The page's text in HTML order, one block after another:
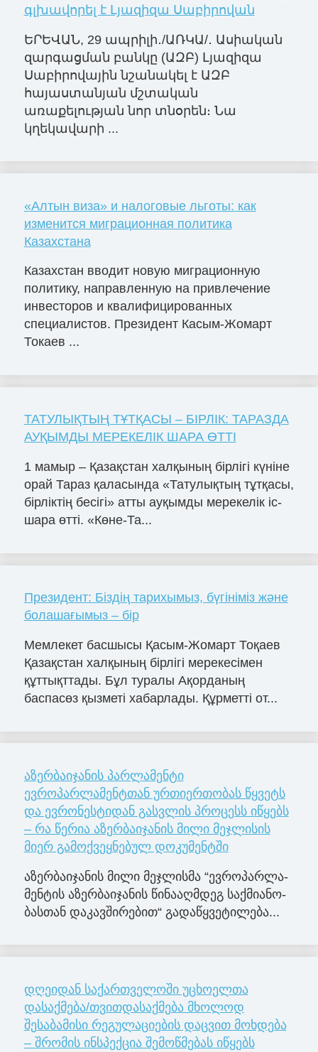
գլխավորել է Լյազիզա Սաբիրովան
ԵՐԵՎԱՆ, 29 ապրիլի․/ԱՌԿԱ/․ Ասիական
զարգացման բանկը (ԱԶԲ) Լյազիզա
Սաբիրովային նշանակել է ԱԶԲ
հայաստանյան մշտական
առաքելության նոր տնօրեն։ Նա
կղեկավարի ...
«Алтын виза» и налоговые льготы: как
изменится миграционная политика
Казахстана
Казахстан вводит новую миграционную
политику, направленную на привлечение
инвесторов и квалифицированных
специалистов. Президент Касым-Жомарт
Токаев ...
ТАТУЛЫҚТЫҢ ТҰТҚАСЫ – БІРЛІК: ТАРАЗДА
АУҚЫМДЫ МЕРЕКЕЛІК ШАРА ӨТТІ
1 мамыр – Қазақстан халқының бірлігі күніне
орай Тараз қаласында «Татулықтың тұтқасы,
бірліктің бесігі» атты ауқымды мерекелік іс-
шара өтті. «Көне-Та...
Президент: Біздің тарихымыз, бүгініміз және
болашағымыз – бір
Мемлекет басшысы Қасым-Жомарт Тоқаев
Қазақстан халқының бірлігі мерекесімен
құттықттады. Бұл туралы Ақорданың
баспасөз қызметі хабарлады. Құрметті от...
აზერბაიჯანის პარლამენტი
ევროპარლამენტთან ურთიერთობას წყვეტს
და ევრონესტიდან გასვლის პროცესს იწყებს
– რა წერია აზერბაიჯანის მილი მეჯლისის
მიერ გამოქვეყნებულ დოკუმენტში
აზერ­ბა­ი­ჯა­ნის მილი მე­ჯლის­მა “ევ­რო­პარ­ლა­
მენ­ტის აზერ­ბა­ი­ჯა­ნის წი­ნა­აღ­მდეგ საქ­მი­ა­ნო­
ბას­თან და­კავ­ში­რე­ბით“ გა­და­წყვე­ტი­ლე­ბა...
დღეიდან საქართველოში უცხოელთა
დასაქმება/თვითდასაქმება მხოლოდ
შესაბამისი რეგულაციების დაცვით მოხდება
– შრომის ინსპექცია შემოწმებას იწყებს